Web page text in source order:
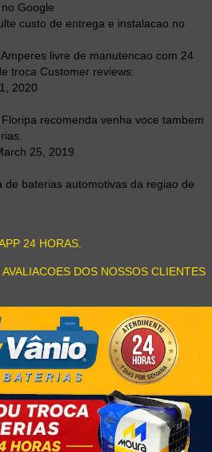
Google
custo de entrega e instalacao no
livre de manutencao com 24
troca Customer reviews:
2020
recomenda venha voce tambem
25, 2019
de baterias automotivas da regiao de
24 HORAS.
DOS NOSSOS CLIENTES